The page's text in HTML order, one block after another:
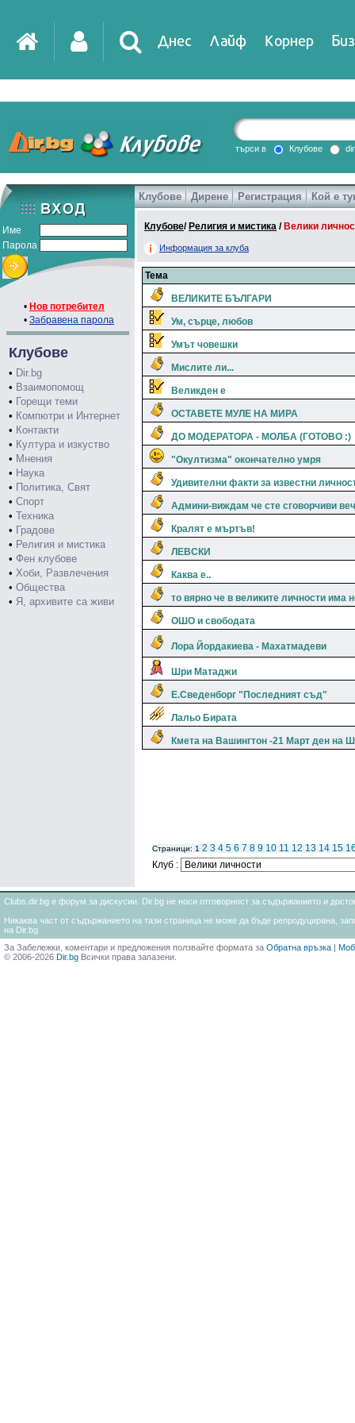
Днес Лайф Корнер
DirTV Impressio
Games
търси в Клубове
Име
Парола
• Нов потребител
• Забравена парола
Клубове
• Dir.bg
• Взаимопомощ
• Горещи теми
• Компютри и Интернет
• Контакти
• Култура и изкуство
• Мнения
• Наука
• Политика, Свят
• Спорт
• Техника
• Градове
• Религия и мистика
• Фен клубове
• Хоби, Развлечения
• Общества
• Я, архивите са живи
Клубове Дирене Регистрация Кой е
Клубове/ Религия и мистика / Велики
Информация за клуба
Тема
ВЕЛИКИТЕ БЪЛГАРИ
Ум, сърце, любов
Умът човешки
Мислите ли...
Великден е
ОСТАВЕТЕ МУЛЕ НА МИРА
ДО МОДЕРАТОРА - МОЛБА (ГОТОВО :)
"Окултизма" окончателно умря
Удивителни факти за известни
Админи-виждам че сте сговорчиви
Кралят е мъртъв!
ЛЕВСКИ
Каква е..
то вярно че в великите личности има
ОШО и свободата
Лора Йордакиева - Махатмадеви
Шри Матаджи
Е.Сведенборг "Последният съд"
Лальо Бирата
Кмета на Вашингтон -21 Март ден на
Страници: 1 2 3 4 5 6 7 8 9 10 11 12 13 14 15
Клуб :
Clubs.dir.bg е форум за дискусии. Dir.bg не носи отговорност за съдържанието и
Никаква част от съдържанието на тази страница не може да бъде репродуцирана,
на Dir.bg
За Забележки, коментари и предложения ползвайте формата за Обратна връзка |
© 2006-2026 Dir.bg Всички права запазени.